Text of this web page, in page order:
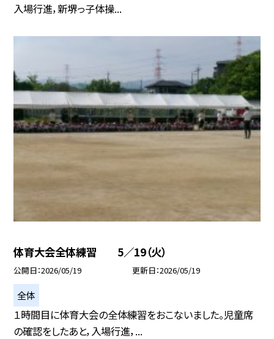
入場行進，新堺っ子体操...
体育大会全体練習 5／19（火）
公開日 2026/05/19 更新日 2026/05/19
全体
１時間目に体育大会の全体練習をおこないました。児童席
の確認をしたあと，入場行進，...